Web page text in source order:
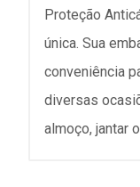
Proteção
única. Sua
conveniência
diversas
almoço, jantar